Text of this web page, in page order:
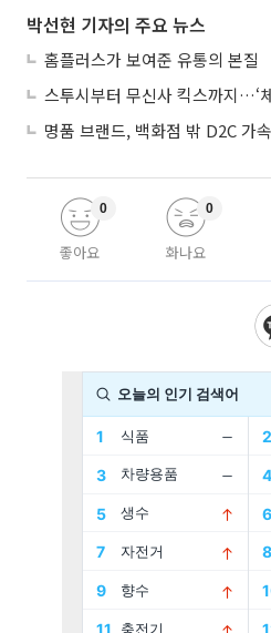
박선현 기자의 주요 뉴스
홈플러스가 보여준 유통의 본질
좋아요
0
화나요
0